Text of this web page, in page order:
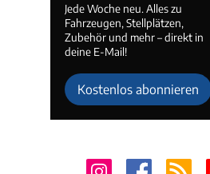
Jede Woche neu. Alles zu
Fahrzeugen, Stellplätzen,
Zubehör und mehr – direkt in
deine E-Mail!
Kostenlos abonnieren